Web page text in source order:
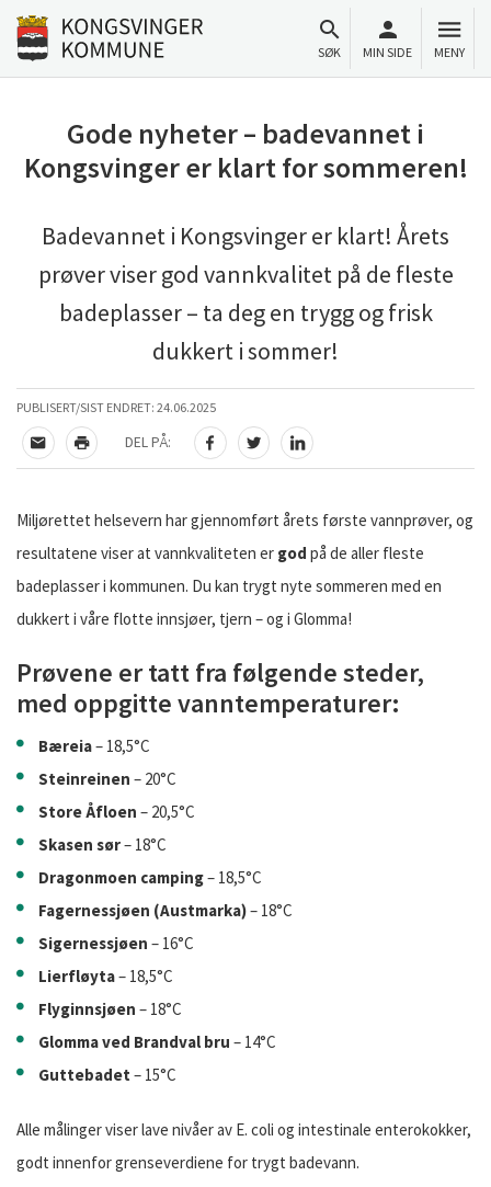
Til innhold
Gå til forsiden
SØK MIN SIDE MENY
Gode nyheter – badevannet i
Kongsvinger er klart for sommeren!
Badevannet i Kongsvinger er klart! Årets
prøver viser god vannkvalitet på de fleste
badeplasser – ta deg en trygg og frisk
dukkert i sommer!
PUBLISERT/SIST ENDRET: 24.06.2025
TIPS EN VENN
SKRIV UT
DEL PÅ:
DEL PÅ FACEBOOK
DEL PÅ TWITTER
DEL PÅ LINKEDIN
Miljørettet helsevern har gjennomført årets første vannprøver, og
resultatene viser at vannkvaliteten er god på de aller fleste
badeplasser i kommunen. Du kan trygt nyte sommeren med en
dukkert i våre flotte innsjøer, tjern – og i Glomma!
Prøvene er tatt fra følgende steder,
med oppgitte vanntemperaturer:
Bæreia– 18,5°C
Steinreinen – 20°C
Store Åfloen – 20,5°C
Skasen sør– 18°C
Dragonmoen camping– 18,5°C
Fagernessjøen (Austmarka)– 18°C
Sigernessjøen – 16°C
Lierfløyta– 18,5°C
Flyginnsjøen – 18°C
Glomma ved Brandval bru – 14°C
Guttebadet – 15°C
Alle målinger viser lave nivåer av E. coli og intestinale enterokokker,
godt innenfor grenseverdiene for trygt badevann.